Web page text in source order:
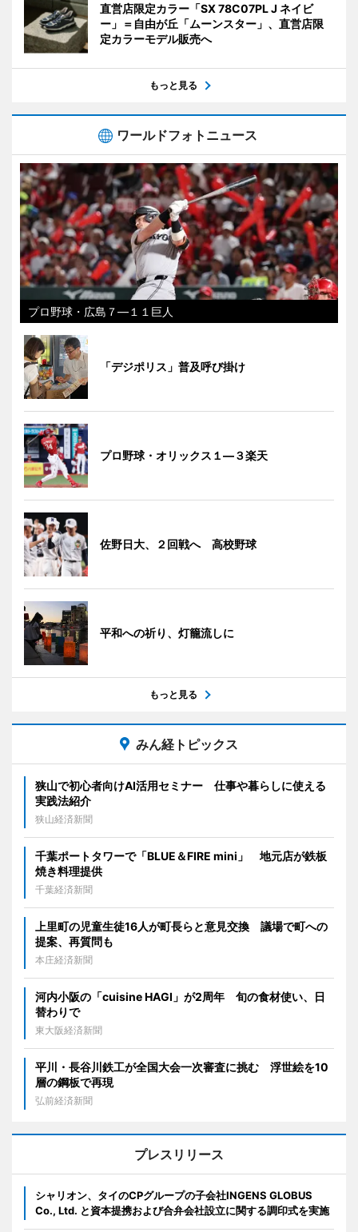
直営店限定カラー「SX 78C07PL J ネイビ
ー」＝自由が丘「ムーンスター」、直営店限
定カラーモデル販売へ
もっと見る
ワールドフォトニュース
プロ野球・広島７―１１巨人
「デジポリス」普及呼び掛け
プロ野球・オリックス１―３楽天
佐野日大、２回戦へ 高校野球
平和への祈り、灯籠流しに
もっと見る
みん経トピックス
狭山で初心者向けAI活用セミナー 仕事や暮らしに使える
実践法紹介
狭山経済新聞
千葉ポートタワーで「BLUE＆FIRE mini」 地元店が鉄板
焼き料理提供
千葉経済新聞
上里町の児童生徒16人が町長らと意見交換 議場で町への
提案、再質問も
本庄経済新聞
河内小阪の「cuisine HAGI」が2周年 旬の食材使い、日
替わりで
東大阪経済新聞
平川・長谷川鉄工が全国大会一次審査に挑む 浮世絵を10
層の鋼板で再現
弘前経済新聞
プレスリリース
シャリオン、タイのCPグループの子会社INGENS GLOBUS
Co., Ltd. と資本提携および合弁会社設立に関する調印式を実施